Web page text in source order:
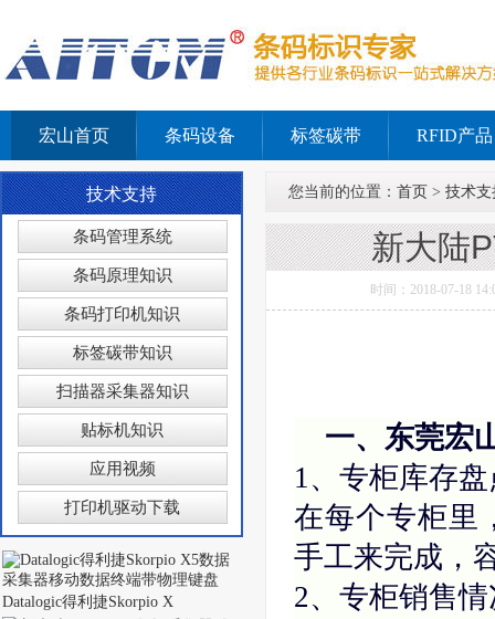
宏山首页 条码设备 标签碳带 RFID产品
技术支持
条码管理系统
条码原理知识
条码打印机知识
标签碳带知识
扫描器采集器知识
贴标机知识
应用视频
打印机驱动下载
Datalogic得利捷Skorpio X
您当前的位置： 首页 > 技术支
新大陆
时间：2018-07-18
一、东莞宏
1、专柜库存
在每个专柜里
手工来完成，
2、专柜销售